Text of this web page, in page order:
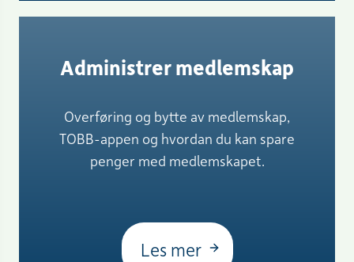
Administrer medlemskap
Overføring og bytte av medlemskap,
TOBB-appen og hvordan du kan spare
penger med medlemskapet.
Les mer